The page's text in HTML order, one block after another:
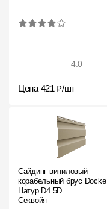
Сервисы
Конструктор
4.0
Цена 421 ₽/шт
Сайдинг виниловый
корабельный брус Docke
Натур D4.5D
Секвойя